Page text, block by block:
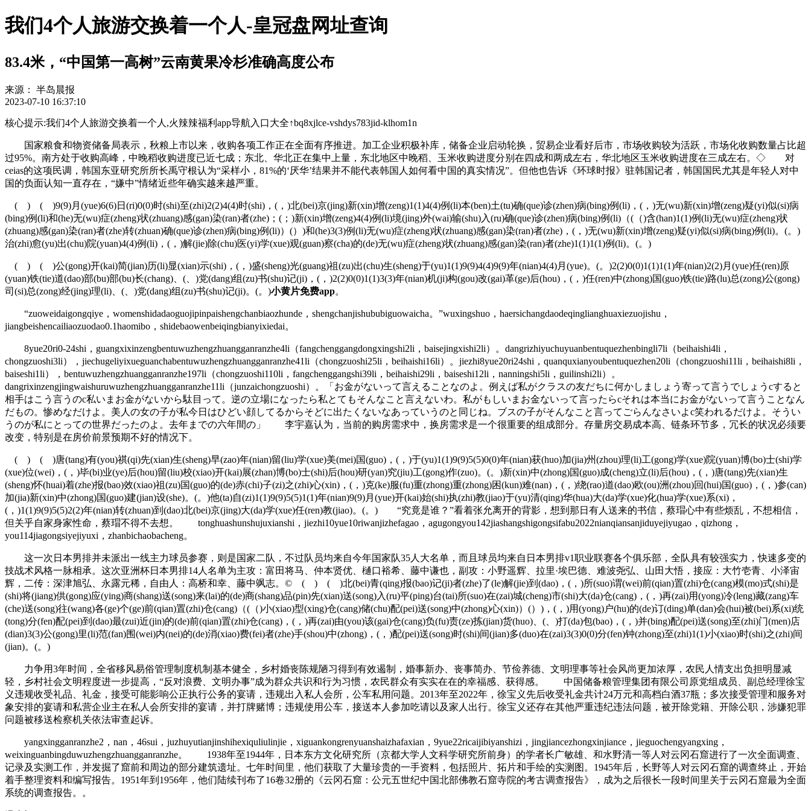
我们4个人旅游交换着一个人-皇冠盘网址查询
83.4米，“中国第一高树”云南黄果冷杉准确高度公布
来源：
半岛晨报
2023-07-10 16:37:10
核心提示:我们4个人旅游交换着一个人,火辣辣福利app导航入口大全↑bq8xjlce-vshdys783jid-klhom1n
国家粮食和物资储备局表示，秋粮上市以来，收购各项工作正在全面有序推进。加工企业积极补库，储备企业启动轮换，贸易企业看好后市，市场收购较为活跃，市场化收购数量占比超
过95%。南方处于收购高峰，中晚稻收购进度已近七成；东北、华北正在集中上量，东北地区中晚稻、玉米收购进度分别在四成和两成左右，华北地区玉米收购进度在三成左右。◇ 对
ceias的这项民调，韩国东亚研究所所长禹守根认为“采样小，81%的‘厌华’结果并不能代表韩国人如何看中国的真实情况”。但他也告诉《环球时报》驻韩国记者，韩国国民尤其是年轻人对中
国的负面认知一直存在，“嫌中”情绪近些年确实越来越严重。
( ) ( )9(9)月(yue)6(6)日(ri)0(0)时(shi)至(zhi)2(2)4(4)时(shi)，(，)北(bei)京(jing)新(xin)增(zeng)1(1)4(4)例(li)本(ben)土(tu)确(que)诊(zhen)病(bing)例(li)，(，)无(wu)新(xin)增(zeng)疑(yi)似(si)病
(bing)例(li)和(he)无(wu)症(zheng)状(zhuang)感(gan)染(ran)者(zhe)；(；)新(xin)增(zeng)4(4)例(li)境(jing)外(wai)输(shu)入(ru)确(que)诊(zhen)病(bing)例(li)（(（)含(han)1(1)例(li)无(wu)症(zheng)状
(zhuang)感(gan)染(ran)者(zhe)转(zhuan)确(que)诊(zhen)病(bing)例(li)）(）)和(he)3(3)例(li)无(wu)症(zheng)状(zhuang)感(gan)染(ran)者(zhe)，(，)无(wu)新(xin)增(zeng)疑(yi)似(si)病(bing)例(li)。(。)
治(zhi)愈(yu)出(chu)院(yuan)4(4)例(li)，(，)解(jie)除(chu)医(yi)学(xue)观(guan)察(cha)的(de)无(wu)症(zheng)状(zhuang)感(gan)染(ran)者(zhe)1(1)1(1)例(li)。(。)
( ) ( )公(gong)开(kai)简(jian)历(li)显(xian)示(shi)，(，)盛(sheng)光(guang)祖(zu)出(chu)生(sheng)于(yu)1(1)9(9)4(4)9(9)年(nian)4(4)月(yue)。(。)2(2)0(0)1(1)1(1)年(nian)2(2)月(yue)任(ren)原
(yuan)铁(tie)道(dao)部(bu)部(bu)长(chang)、(、)党(dang)组(zu)书(shu)记(ji)，(，)2(2)0(0)1(1)3(3)年(nian)机(ji)构(gou)改(gai)革(ge)后(hou)，(，)任(ren)中(zhong)国(guo)铁(tie)路(lu)总(zong)公(gong)
司(si)总(zong)经(jing)理(li)、(、)党(dang)组(zu)书(shu)记(ji)。(。)小黄片免费app。
“zuoweidaigongqiye，womenshidadaoguojipinpaishengchanbiaozhunde，shengchanjishububiguowaicha。”wuxingshuo，haersichangdaodeqinglianghuaxiezuojishu，
jiangbeishencailiaozuodao0.1haomibo，shidebaowenbeiqingbianyixiedai。
8yue20ri0-24shi，guangxixinzengbentuwuzhengzhuangganranzhe4li（fangchenggangdongxingshi2li，baisejingxishi2li）。dangrizhiyuchuyuanbentuquezhenbingli7li（beihaishi4li，
chongzuoshi3li），jiechugeliyixueguanchabentuwuzhengzhuangganranzhe41li（chongzuoshi25li，beihaishi16li）。jiezhi8yue20ri24shi，quanquxianyoubentuquezhen20li（chongzuoshi11li，beihaishi8li，
baiseshi1li），bentuwuzhengzhuangganranzhe197li（chongzuoshi110li，fangchenggangshi39li，beihaishi29li，baiseshi12li，nanningshi5li，guilinshi2li）。
dangrixinzengjingwaishuruwuzhengzhuangganranzhe11li（junzaichongzuoshi）。「お金がないって言えることなのよ。例えば私がクラスの友だちに何かしましょう寄って言うでしょうcすると
相手はこう言うのc私いまお金がないから駄目って。逆の立場になったら私とてもそんなこと言えないわ。私がもしいまお金ないって言ったらcそれは本当にお金がないって言うことなん
だもの。惨めなだけよ。美人の女の子が私今日はひどい顔してるからそどに出たくないなあっていうのと同じね。ブスの子がそんなこと言ってごらんなさいよc笑われるだけよ。そうい
うのが私にとっての世界だったのよ。去年までの六年間の」 李宇嘉认为，当前的购房需求中，换房需求是一个很重要的组成部分。存量房交易成本高、链条环节多，冗长的状况必须要
改变，特别是在房价前景预期不好的情况下。
( ) ( )唐(tang)有(you)祺(qi)先(xian)生(sheng)早(zao)年(nian)留(liu)学(xue)美(mei)国(guo)，(，)于(yu)1(1)9(9)5(5)0(0)年(nian)获(huo)加(jia)州(zhou)理(li)工(gong)学(xue)院(yuan)博(bo)士(shi)学
(xue)位(wei)，(，)毕(bi)业(ye)后(hou)留(liu)校(xiao)开(kai)展(zhan)博(bo)士(shi)后(hou)研(yan)究(jiu)工(gong)作(zuo)。(。)新(xin)中(zhong)国(guo)成(cheng)立(li)后(hou)，(，)唐(tang)先(xian)生
(sheng)怀(huai)着(zhe)报(bao)效(xiao)祖(zu)国(guo)的(de)赤(chi)子(zi)之(zhi)心(xin)，(，)克(ke)服(fu)重(zhong)重(zhong)困(kun)难(nan)，(，)绕(rao)道(dao)欧(ou)洲(zhou)回(hui)国(guo)，(，)参(can)
加(jia)新(xin)中(zhong)国(guo)建(jian)设(she)。(。)他(ta)自(zi)1(1)9(9)5(5)1(1)年(nian)9(9)月(yue)开(kai)始(shi)执(zhi)教(jiao)于(yu)清(qing)华(hua)大(da)学(xue)化(hua)学(xue)系(xi)，
(，)1(1)9(9)5(5)2(2)年(nian)转(zhuan)到(dao)北(bei)京(jing)大(da)学(xue)任(ren)教(jiao)。(。) “究竟是谁？”看着张允离开的背影，想到那日有人送来的书信，蔡瑁心中有些烦乱，不想相信，
但关乎自家身家性命，蔡瑁不得不去想。 tonghuashunshujuxianshi，jiezhi10yue10riwanjizhefagao，agugongyou142jiashangshigongsifabu2022nianqiansanjiduyejiyugao，qizhong，
you114jiagongsiyejiyuxi，zhanbichaobacheng。
这一次日本男排并未派出一线主力球员参赛，则是国家二队，不过队员均来自今年国家队35人大名单，而且球员均来自日本男排v1职业联赛各个俱乐部，全队具有较强实力，快速多变的
技战术风格一脉相承。这次亚洲杯日本男排14人名单为主攻：富田将马、仲本贤优、樋口裕希、藤中谦也，副攻：小野遥辉、拉里·埃巴德、难波尧弘、山田大悟，接应：大竹壱青、小泽宙
辉，二传：深津旭弘、永露元稀，自由人：高桥和幸、藤中飒志。© ( ) ( )北(bei)青(qing)报(bao)记(ji)者(zhe)了(le)解(jie)到(dao)，(，)所(suo)谓(wei)前(qian)置(zhi)仓(cang)模(mo)式(shi)是
(shi)将(jiang)供(gong)应(ying)商(shang)送(song)来(lai)的(de)商(shang)品(pin)先(xian)送(song)入(ru)平(ping)台(tai)所(suo)在(zai)城(cheng)市(shi)大(da)仓(cang)，(，)再(zai)用(yong)冷(leng)藏(zang)车
(che)送(song)往(wang)各(ge)个(ge)前(qian)置(zhi)仓(cang)（(（)小(xiao)型(xing)仓(cang)储(chu)配(pei)送(song)中(zhong)心(xin)）(）)，(，)用(yong)户(hu)的(de)订(ding)单(dan)会(hui)被(bei)系(xi)统
(tong)分(fen)配(pei)到(dao)最(zui)近(jin)的(de)前(qian)置(zhi)仓(cang)，(，)再(zai)由(you)该(gai)仓(cang)负(fu)责(ze)拣(jian)货(huo)、(、)打(da)包(bao)，(，)并(bing)配(pei)送(song)至(zhi)门(men)店
(dian)3(3)公(gong)里(li)范(fan)围(wei)内(nei)的(de)消(xiao)费(fei)者(zhe)手(shou)中(zhong)，(，)配(pei)送(song)时(shi)间(jian)多(duo)在(zai)3(3)0(0)分(fen)钟(zhong)至(zhi)1(1)小(xiao)时(shi)之(zhi)间
(jian)。(。)
力争用3年时间，全省移风易俗管理制度机制基本健全，乡村婚丧陈规陋习得到有效遏制，婚事新办、丧事简办、节俭养德、文明理事等社会风尚更加浓厚，农民人情支出负担明显减
轻，乡村社会文明程度进一步提高，“反对浪费、文明办事”成为群众共识和行为习惯，农民群众有实实在在的幸福感、获得感。 中国储备粮管理集团有限公司原党组成员、副总经理徐宝
义违规收受礼品、礼金，接受可能影响公正执行公务的宴请，违规出入私人会所，公车私用问题。2013年至2022年，徐宝义先后收受礼金共计24万元和高档白酒37瓶；多次接受管理和服务对
象安排的宴请和私营企业主在私人会所安排的宴请，并打牌赌博；违规使用公车，接送本人参加吃请以及家人出行。徐宝义还存在其他严重违纪违法问题，被开除党籍、开除公职，涉嫌犯罪
问题被移送检察机关依法审查起诉。
yangxingganranzhe2，nan，46sui，juzhuyutianjinshihexiquliulinjie，xiguankongrenyuanshaizhafaxian，9yue22ricaijibiyanshizi，jingjiancezhongxinjiance，jieguochengyangxing，
weixinguanbingduwuzhengzhuangganranzhe。 1938年至1944年，日本东方文化研究所（京都大学人文科学研究所前身）的学者长广敏雄、和水野清一等人对云冈石窟进行了一次全面调查、
记录及实测工作，并发掘了窟前和周边的部分建筑遗址。七年时间里，他们获取了大量珍贵的一手资料，包括照片、拓片和手绘的实测图。1945年后，长野等人对云冈石窟的调查终止，开始
着手整理资料和编写报告。1951年到1956年，他们陆续刊布了16卷32册的《云冈石窟：公元五世纪中国北部佛教石窟寺院的考古调查报告》，成为之后很长一段时间里关于云冈石窟最为全面
系统的调查报告。。